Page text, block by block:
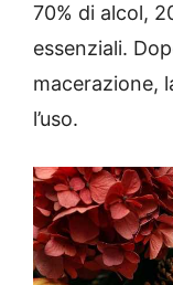
70% di alcol,
essenziali.
macerazione,
l’uso.